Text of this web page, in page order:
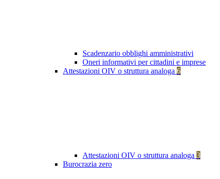
Scadenzario obblighi amministrativi
Oneri informativi per cittadini e imprese
Attestazioni OIV o struttura analoga 6
Attestazioni OIV o struttura analoga 3
Burocrazia zero